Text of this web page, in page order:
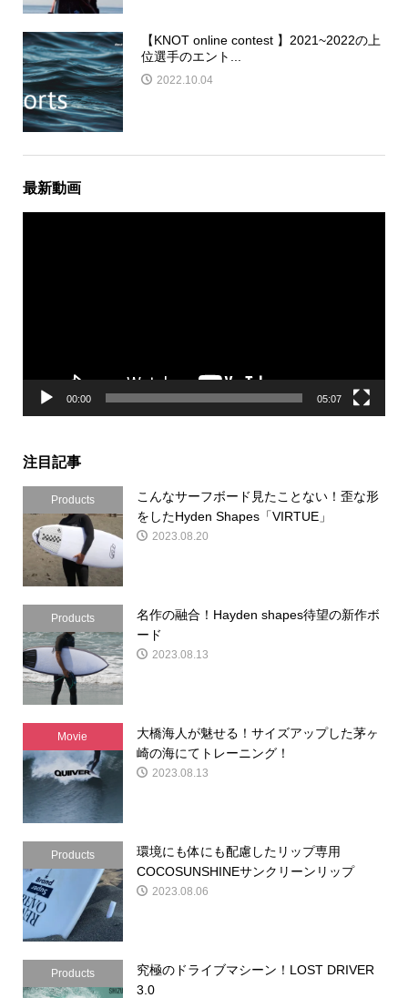
【KNOT online contest 】2021~2022の上
位選手のエント...
2022.10.04
最新動画
00:00 05:07
注目記事
Products
こんなサーフボード見たことない！歪な形
をしたHyden Shapes「VIRTUE」
2023.08.20
Products
名作の融合！Hayden shapes待望の新作ボ
ード
2023.08.13
Movie
大橋海人が魅せる！サイズアップした茅ヶ
崎の海にてトレーニング！
2023.08.13
Products
環境にも体にも配慮したリップ専用
COCOSUNSHINEサンクリーンリップ
2023.08.06
Products
究極のドライブマシーン！LOST DRIVER
3.0